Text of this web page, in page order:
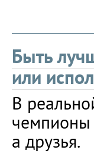
Быть
или
В
чемпионы
а друзья.